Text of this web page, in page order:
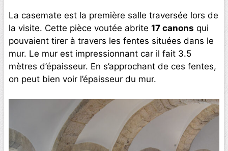
La casemate est la première salle traversée lors de
la visite. Cette pièce voutée abrite 17 canons qui
pouvaient tirer à travers les fentes situées dans le
mur. Le mur est impressionnant car il fait 3.5
mètres d’épaisseur. En s’approchant de ces fentes,
on peut bien voir l’épaisseur du mur.